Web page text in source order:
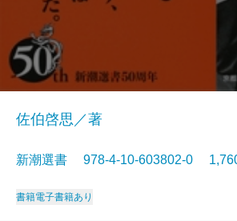
佐伯啓思／著
新潮選書 978-4-10-603802-0
書籍電子書籍あり